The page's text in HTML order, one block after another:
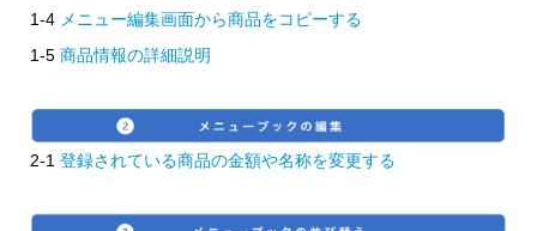
1-4 メニュー編集画面から商品をコピーする
1-5 商品情報の詳細説明
2-1 登録されている商品の金額や名称を変更する